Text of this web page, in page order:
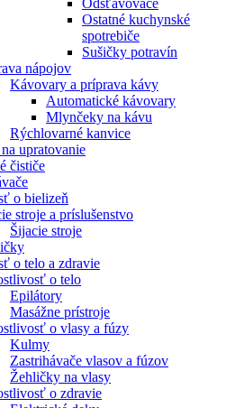
Odšťavovače
Ostatné kuchynské
spotrebiče
Sušičky potravín
nápojov
Kávovary a príprava kávy
Automatické kávovary
Mlynčeky na kávu
Rýchlovarné kanvice
upratovanie
čističe
o bielizeň
stroje a príslušenstvo
Šijacie stroje
o telo a zdravie
o telo
Epilátory
Masážne prístroje
o vlasy a fúzy
Kulmy
Zastrihávače vlasov a fúzov
Žehličky na vlasy
o zdravie